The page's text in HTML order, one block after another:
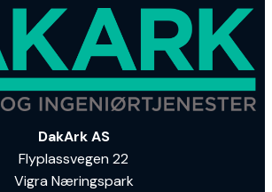
DakArk AS
Flyplassvegen 22
Vigra Næringspark